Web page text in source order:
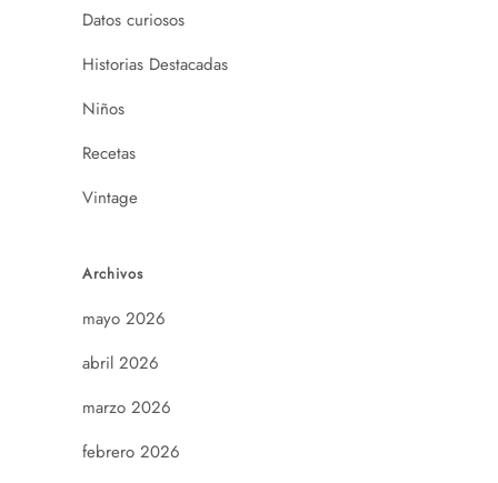
Datos curiosos
Historias Destacadas
Niños
Recetas
Vintage
Archivos
mayo 2026
abril 2026
marzo 2026
febrero 2026